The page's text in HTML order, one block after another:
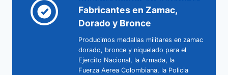
Fabricantes en Zamac,
Dorado y Bronce
Producimos medallas militares en zamac
dorado, bronce y niquelado para el
Ejercito Nacional, la Armada, la
Fuerza Aerea Colombiana, la Policia